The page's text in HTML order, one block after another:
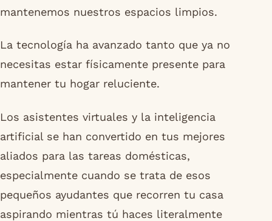
mantenemos nuestros espacios limpios.
La tecnología ha avanzado tanto que ya no
necesitas estar físicamente presente para
mantener tu hogar reluciente.
Los asistentes virtuales y la inteligencia
artificial se han convertido en tus mejores
aliados para las tareas domésticas,
especialmente cuando se trata de esos
pequeños ayudantes que recorren tu casa
aspirando mientras tú haces literalmente